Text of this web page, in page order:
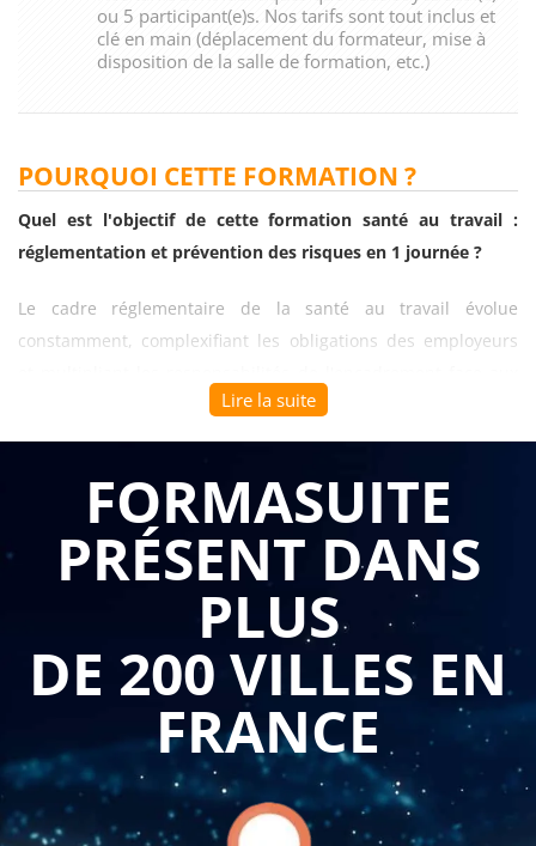
ou 5 participant(e)s. Nos tarifs sont tout inclus et
clé en main (déplacement du formateur, mise à
disposition de la salle de formation, etc.)
POURQUOI CETTE FORMATION ?
Quel est l'objectif de cette formation santé au travail :
réglementation et prévention des risques en 1 journée ?
Le cadre réglementaire de la santé au travail évolue
constamment, complexifiant les obligations des employeurs
enjeux de prévention. Les récentes réformes législatives,
notamment la loi Travail et ses décrets d'application, ont
travail et renforcé les exigences de prévention primaire. Cette
formation santé au travail : réglementation et prévention
des risques en 1 journée
permet aux dirigeants,
responsables RH et managers de maîtriser rapidement les
évolutions réglementaires et de structurer une démarche
préventive conforme et efficace.
Se former à cette discipline réglementaire en format intensif
développe une expertise juridique immédiatement
applicable. Les participants apprennent à comprendre et
maîtriser le cadre réglementaire de la santé au travail, depuis
Lire la suite
FORMASUITE
PRÉSENT DANS
PLUS
DE 200 VILLES EN
FRANCE